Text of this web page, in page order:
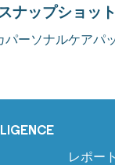
ナップショット
パーソナルケアパ
レポート